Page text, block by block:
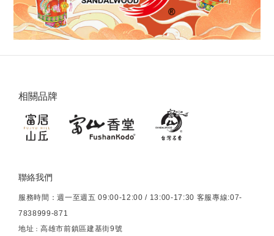
相關品牌
聯絡我們
服務時間：週一至週五 09:00-12:00 / 13:00-17:30 客服專線:07-
7838999-871
地址 ： 高雄市前鎮區建基街9號